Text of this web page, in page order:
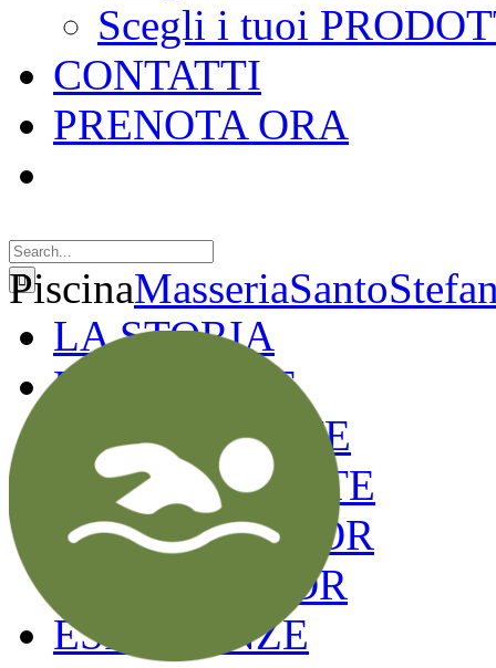
Scegli i tuoi
CONTATTI
PRENOTA ORA
for:
LA STORIA
LE CAMERE
GOLD SUITE
GREEN SUITE
BLUE JUNIOR
RED JUNIOR
ESPERIENZE
Piscina